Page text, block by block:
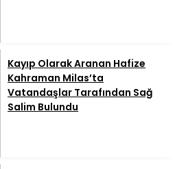
Kayıp Olarak Aranan Hafize
Kahraman Milas’ta
Vatandaşlar Tarafından Sağ
Salim Bulundu